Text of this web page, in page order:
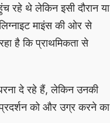
रहे थे लेकिन इसी दौरान या
माइंस की ओर से
है कि प्राथमिकता से
दे रहे हैं, लेकिन उनकी
को और उग्र करने का